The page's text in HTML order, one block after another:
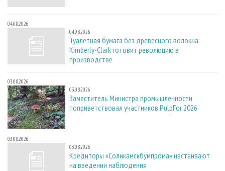
04.08.2026
04.08.2026
Туалетная бумага без древесного волокна:
Kimberly-Clark готовит революцию в
производстве
03.08.2026
03.08.2026
Заместитель Министра промышленности
поприветствовал участников PulpFor 2026
03.08.2026
03.08.2026
Кредиторы «Соликамскбумпрома» настаивают
на введении наблюдения